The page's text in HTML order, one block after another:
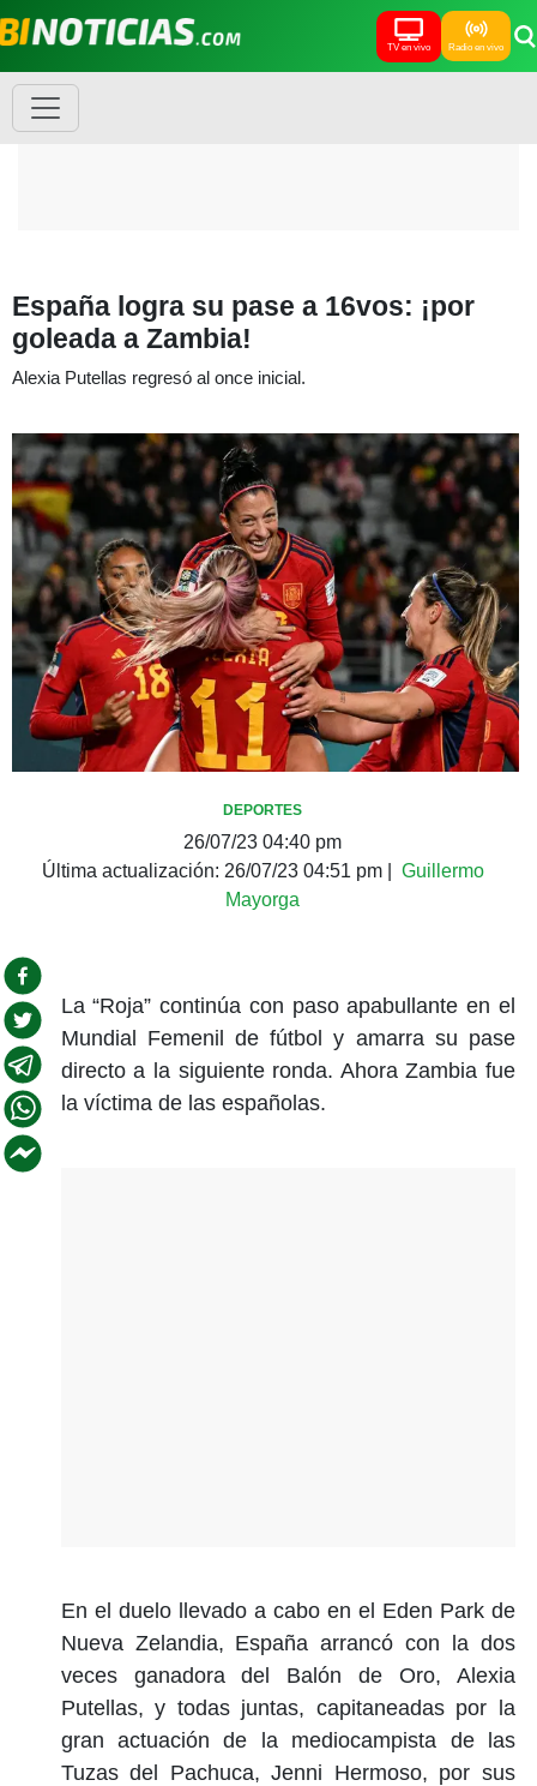
TV en vivo Radio en vivo
España logra su pase a 16vos: ¡por
goleada a Zambia!
Alexia Putellas regresó al once inicial.
DEPORTES
26/07/23 04:40 pm
Última actualización: 26/07/23 04:51 pm|
Guillermo
Mayorga
La “Roja” continúa con paso apabullante en el
Mundial Femenil de fútbol y amarra su pase
directo a la siguiente ronda. Ahora Zambia fue
la víctima de las españolas.
En el duelo llevado a cabo en el Eden Park de
Nueva Zelandia, España arrancó con la dos
veces ganadora del Balón de Oro, Alexia
Putellas, y todas juntas, capitaneadas por la
gran actuación de la mediocampista de las
Tuzas del Pachuca, Jenni Hermoso, por sus